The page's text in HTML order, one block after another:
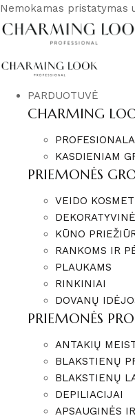
Nemokamas pristatymas
PARDUOTUVĖ
CHARMING
KASDIENIAM
PRIEMONĖS
VEIDO
KŪNO
RANKOMS IR
PLAUKAMS
RINKINIAI
DOVANŲ
PRIEMONĖS
ANTAKIŲ
BLAKSTIENŲ
BLAKSTIENŲ
DEPILIACIJAI
APSAUGINĖS